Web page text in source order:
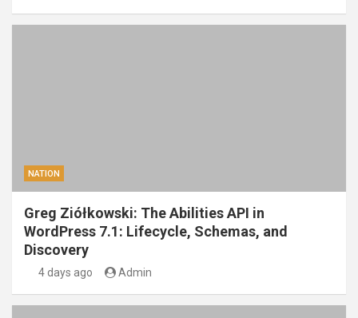
NATION
Greg Ziółkowski: The Abilities API in
WordPress 7.1: Lifecycle, Schemas, and
Discovery
4 days ago Admin